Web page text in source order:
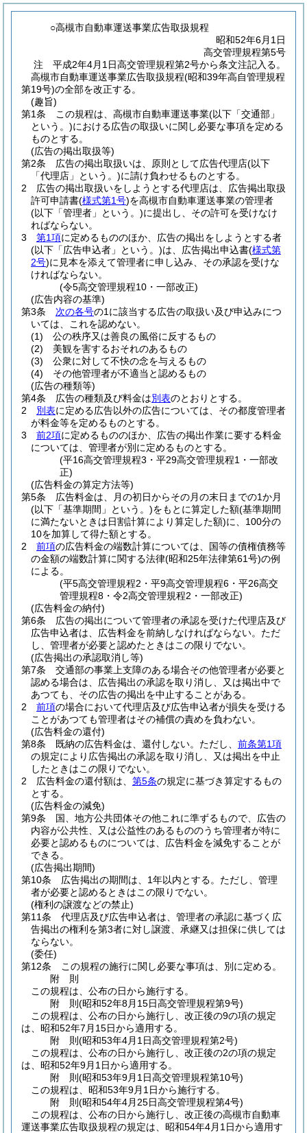
○高槻市自動車運送事業広告取扱規程
昭和52年6月1日
高交管理規程第5号
注 平成2年4月1日高交管理規程第2号から条文注記入る。
高槻市自動車運送事業広告取扱規程(昭和39年高自管理規程
第19号)の全部を改正する。
(趣旨)
第1条
この規程は、高槻市自動車運送事業(以下「交通部」
という。)における広告の取扱いに関し必要な事項を定める
ものとする。
(広告の掲出取扱等)
第2条
広告の掲出取扱いは、原則として広告代理店(以下
「代理店」という。)に請け負わせるものとする。
2
広告の掲出取扱いをしようとする代理店は、広告掲出取扱
許可申請書(様式第1号)を高槻市自動車運送事業の管理者
(以下「管理者」という。)に提出し、その許可を受けなけ
ればならない。
3
第1項に定めるもののほか、広告の掲出をしようとする者
(以下「広告申込者」という。)は、広告掲出申込書(様式第
2号)に見本を添えて管理者に申し込み、その承認を受けな
ければならない。
(令5高交管理規程10・一部改正)
(広告内容の基準)
第3条
次の各号の1に該当する広告の取扱い及び申込みにつ
いては、これを認めない。
(1)
公の秩序又は善良の風俗に反するもの
(2)
美観を害するおそれのあるもの
(3)
公衆に対して不快の念を与えるもの
(4)
その他管理者が不適当と認めるもの
(広告の種類等)
第4条
広告の種類及び料金は別表のとおりとする。
2
別表に定める広告以外の広告については、その都度管理者
が料金等を定めるものとする。
3
前2項に定めるもののほか、広告の掲出作業に要する料金
については、管理者が別に定めるものとする。
(平16高交管理規程3・平29高交管理規程1・一部改
正)
(広告料金の算定方法等)
第5条
広告料金は、月の初日からその月の末日までの1か月
(以下「基準期間」という。)をもとに算定した額(基準期間
に満たないときは日割計算により算定した額)に、100分の
10を加算して得た額とする。
2
前項の広告料金の端数計算については、国等の債権債務等
の金額の端数計算に関する法律(昭和25年法律第61号)の例
による。
(平5高交管理規程2・平9高交管理規程6・平26高交
管理規程8・令2高交管理規程2・一部改正)
(広告料金の納付)
第6条
広告の掲出について管理者の承認を受けた代理店及び
広告申込者は、広告料金を前納しなければならない。 ただ
し、管理者が必要と認めたときはこの限りでない。
(広告掲出の承認取消し等)
第7条
交通部の事業上支障のある場合その他管理者が必要と
認める場合は、広告掲出の承認を取り消し、又は掲出中で
あつても、その広告の掲出を中止することがある。
2
前項の場合において代理店及び広告申込者が損失を受ける
ことがあつても管理者はその補償の責めを負わない。
(広告料金の還付)
第8条
既納の広告料金は、還付しない。 ただし、 前条第1項
の規定により広告掲出の承認を取り消し、又は掲出を中止
したときはこの限りでない。
2
広告料金の還付額は、 第5条の規定に基づき算定するもの
とする。
(広告料金の減免)
第9条
国、地方公共団体その他これに準ずるもので、広告の
内容が公共性、又は公益性のあるもののうち管理者が特に
必要と認めるものについては、広告料金を減免することが
できる。
(広告掲出期間)
第10条
広告掲出の期間は、1年以内とする。 ただし、管理
者が必要と認めるときはこの限りでない。
(権利の譲渡などの禁止)
第11条
代理店及び広告申込者は、管理者の承認に基づく広
告掲出の権利を第3者に対し譲渡、承継又は担保に供しては
ならない。
(委任)
第12条
この規程の施行に関し必要な事項は、別に定める。
附 則
この規程は、公布の日から施行する。
附 則(昭和52年8月15日高交管理規程第9号)
この規程は、公布の日から施行し、改正後の9の項の規定
は、昭和52年7月15日から適用する。
附 則(昭和53年4月1日高交管理規程第2号)
この規程は、公布の日から施行し、改正後の2の項の規定
は、昭和52年9月1日から適用する。
附 則(昭和53年9月1日高交管理規程第10号)
この規程は、昭和53年9月1日から施行する。
附 則(昭和54年4月25日高交管理規程第4号)
この規程は、公布の日から施行し、改正後の高槻市自動車
運送事業広告取扱規程の規定は、昭和54年4月1日から適用す